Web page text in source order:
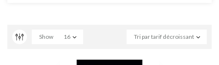
Tri par tarif décroissant
Show 16